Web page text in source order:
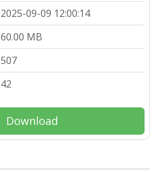
2025-09-09 12:00:14
60.00 MB
507
42
Download